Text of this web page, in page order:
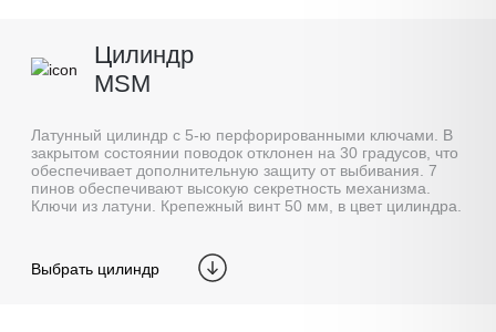
Цилиндр
MSM
Латунный цилиндр с 5-ю перфорированными ключами. В
закрытом состоянии поводок отклонен на 30 градусов, что
обеспечивает дополнительную защиту от выбивания. 7
пинов обеспечивают высокую секретность механизма.
Ключи из латуни. Крепежный винт 50 мм, в цвет цилиндра.
Выбрать цилиндр